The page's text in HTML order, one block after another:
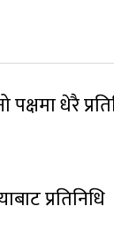
धेरै
प्रतिनिधि